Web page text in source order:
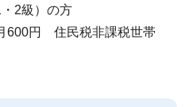
2級）の方
600円 住民税非課税世帯